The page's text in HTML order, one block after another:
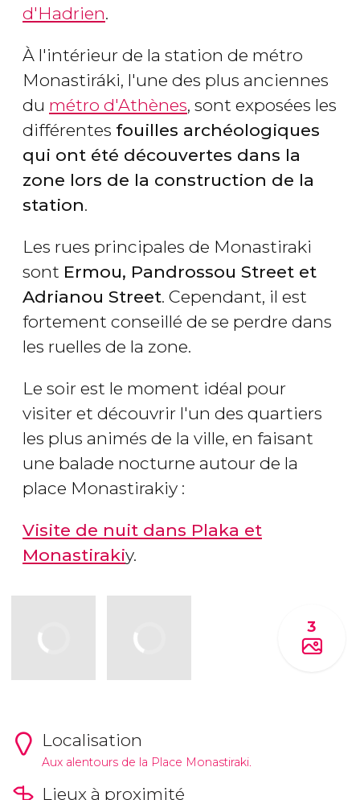
d'Hadrien.
À l'intérieur de la station de métro
Monastiráki, l'une des plus anciennes
du métro d'Athènes, sont exposées les
différentes fouilles archéologiques
qui ont été découvertes dans la
zone lors de la construction de la
station.
Les rues principales de Monastiraki
sont Ermou, Pandrossou Street et
Adrianou Street. Cependant, il est
fortement conseillé de se perdre dans
les ruelles de la zone.
Le soir est le moment idéal pour
visiter et découvrir l'un des quartiers
les plus animés de la ville, en faisant
une balade nocturne autour de la
place Monastirakiy :
Visite de nuit dans Plaka et
Monastirakiy.
3
Localisation
Aux alentours de la Place Monastiraki.
Lieux à proximité